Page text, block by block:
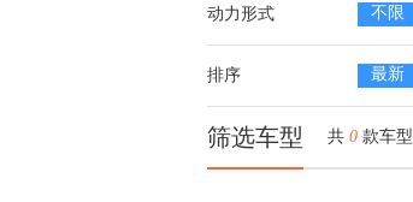
动力形式 不限
排序 最新
筛选车型 共 0 款车型